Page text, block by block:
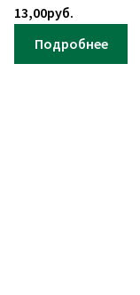
13,00руб.
Подробнее